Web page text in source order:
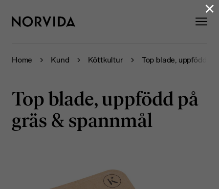
Home Kund Köttkultur Top blade, uppfödd
Top blade, uppfödd på
gräs & spannmål
×